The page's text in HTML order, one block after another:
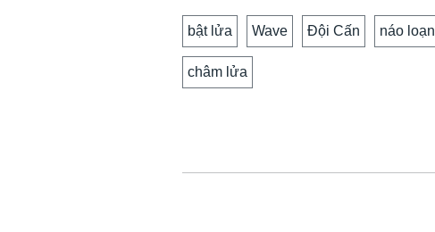
bật lửa Wave Đội Cấn náo loạn
châm lửa